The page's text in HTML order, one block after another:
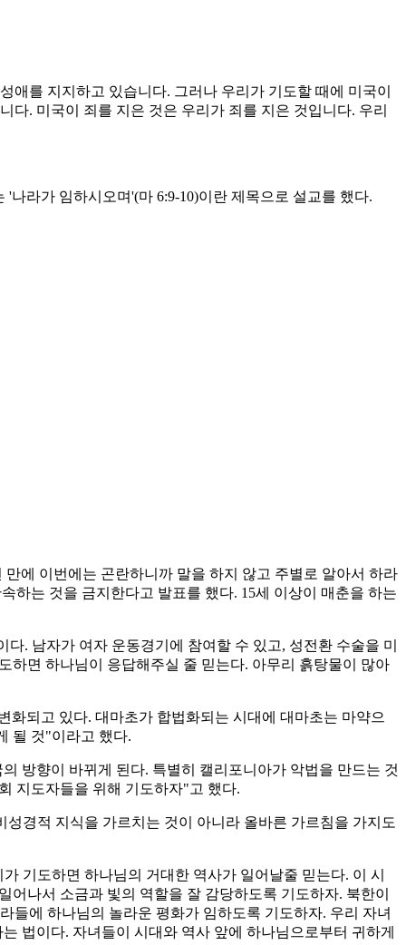
애를 지지하고 있습니다. 그러나 우리가 기도할 때에 미국이
. 미국이 죄를 지은 것은 우리가 죄를 지은 것입니다. 우리
라가 임하시오며'(마 6:9-10)이란 제목으로 설교를 했다.
에 이번에는 곤란하니까 말을 하지 않고 주별로 알아서 하라
하는 것을 금지한다고 발표를 했다. 15세 이상이 매춘을 하는
. 남자가 여자 운동경기에 참여할 수 있고, 성전환 수술을 미
하면 하나님이 응답해주실 줄 믿는다. 아무리 흙탕물이 많아
되고 있다. 대마초가 합법화되는 시대에 대마초는 마약으
될 것"이라고 했다.
방향이 바뀌게 된다. 특별히 캘리포니아가 악법을 만드는 것
지도자들을 위해 기도하자"고 했다.
경적 지식을 가르치는 것이 아니라 올바른 가르침을 가지도
기도하면 하나님의 거대한 역사가 일어날줄 믿는다. 이 시
나서 소금과 빛의 역할을 잘 감당하도록 기도하자. 북한이
들에 하나님의 놀라운 평화가 임하도록 기도하자. 우리 자녀
법이다. 자녀들이 시대와 역사 앞에 하나님으로부터 귀하게